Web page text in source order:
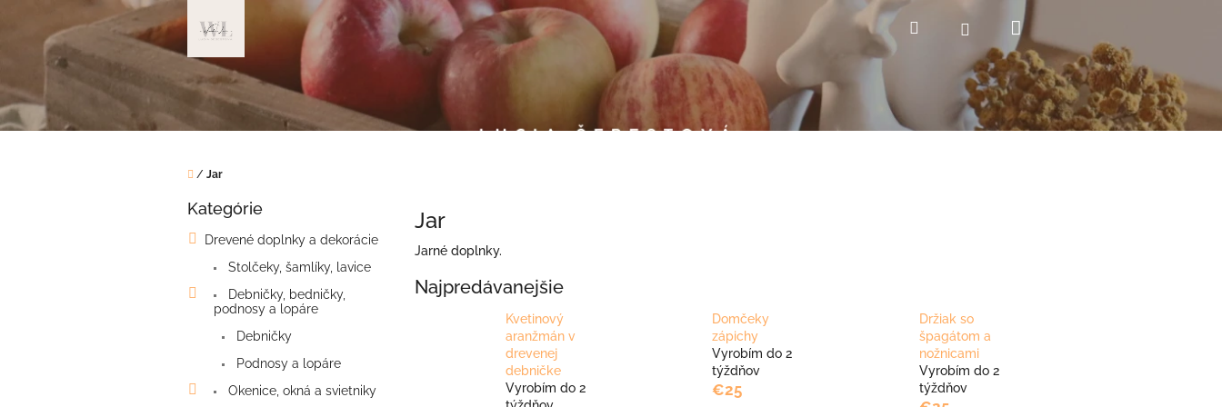
Hľadať PrihlásenieNákupný
košík
Domov
/ Jar
Preskočiť
Kategórie
Drevené doplnky a dekorácie
Stolčeky, šamlíky, lavice
Debničky, bedničky,
podnosy a lopáre
Debničky
Podnosy a lopáre
Okenice, okná a svietniky
Jar
Jarné doplnky.
Najpredávanejšie
Kvetinový
aranžmán v
drevenej
debničke
Vyrobím do 2
Domčeky
zápichy
Vyrobím do 2
týždňov
€25
Držiak so
špagátom a
nožnicami
Vyrobím do 2
týždňov